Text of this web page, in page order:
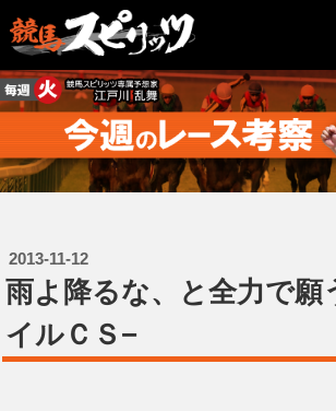
2013-11-12
雨よ降るな、と全力で願
イルＣＳ−